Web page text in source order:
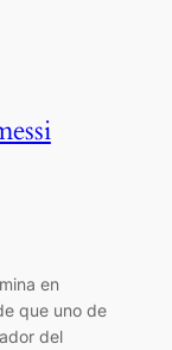
en
que uno de
del